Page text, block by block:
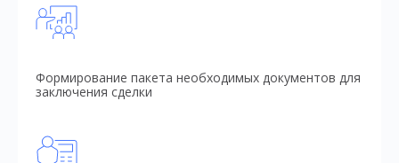
Формирование пакета необходимых документов для
заключения сделки